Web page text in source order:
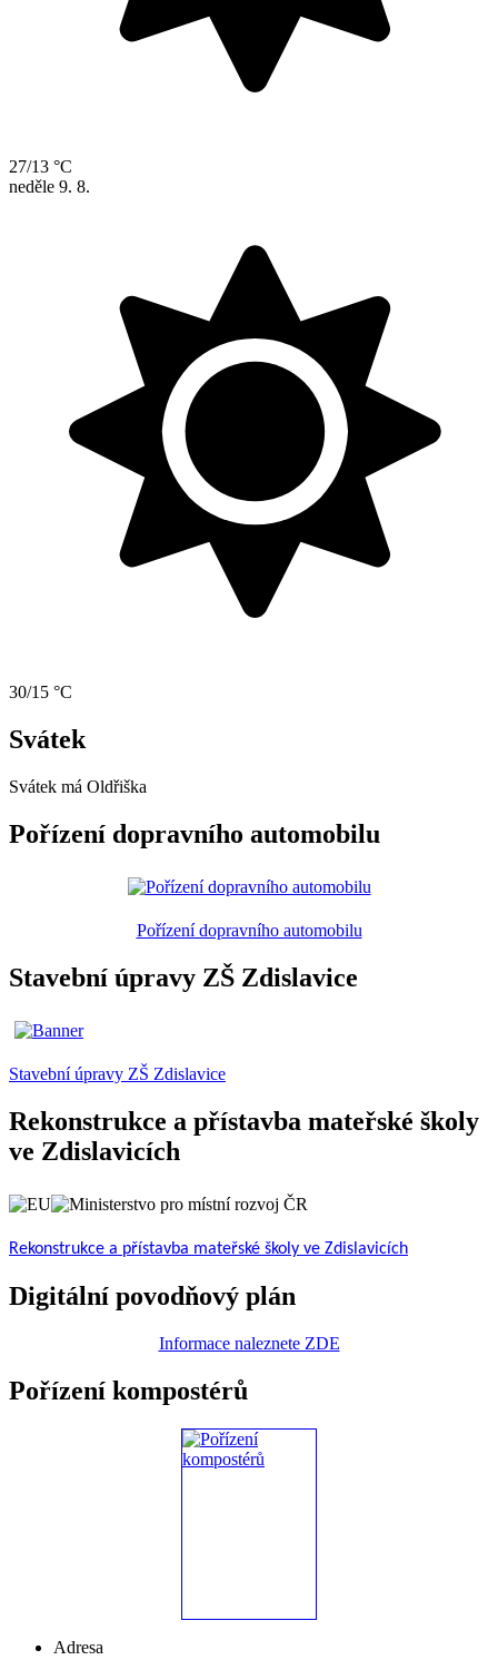
27/13 °C
neděle 9. 8.
30/15 °C
Svátek
Svátek má Oldřiška
Pořízení dopravního automobilu
Pořízení dopravního automobilu
Stavební úpravy ZŠ Zdislavice
Stavební úpravy ZŠ Zdislavice
Rekonstrukce a přístavba mateřské školy
ve Zdislavicích
Rekonstrukce a přístavba mateřské školy ve Zdislavicích
Digitální povodňový plán
Informace naleznete ZDE
Pořízení kompostérů
Adresa